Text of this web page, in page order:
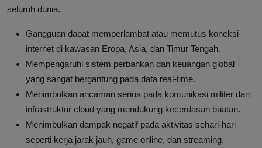
seluruh dunia.
Gangguan dapat memperlambat atau memutus koneksi
internet di kawasan Eropa, Asia, dan Timur Tengah.
Mempengaruhi sistem perbankan dan keuangan global
yang sangat bergantung pada data real-time.
Menimbulkan ancaman serius pada komunikasi militer dan
infrastruktur cloud yang mendukung kecerdasan buatan.
Menimbulkan dampak negatif pada aktivitas sehari-hari
seperti kerja jarak jauh, game online, dan streaming.